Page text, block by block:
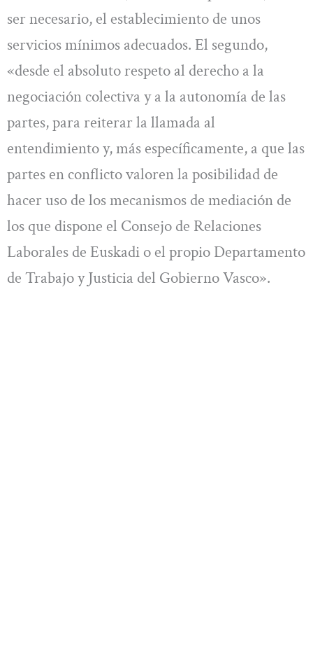
ser necesario, el establecimiento de unos
servicios mínimos adecuados. El segundo,
«desde el absoluto respeto al derecho a la
negociación colectiva y a la autonomía de las
partes, para reiterar la llamada al
entendimiento y, más específicamente, a que las
partes en conflicto valoren la posibilidad de
hacer uso de los mecanismos de mediación de
los que dispone el Consejo de Relaciones
Laborales de Euskadi o el propio Departamento
de Trabajo y Justicia del Gobierno Vasco».